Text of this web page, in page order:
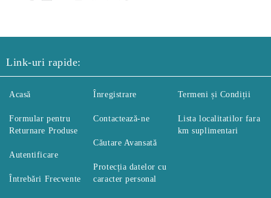
Link-uri rapide:
Acasă
Formular pentru
Returnare Produse
Autentificare
Întrebări Frecvente
Înregistrare
Contactează-ne
Căutare Avansată
Protecția datelor cu
caracter personal
Termeni și Condiții
Lista localitatilor fara
km suplimentari